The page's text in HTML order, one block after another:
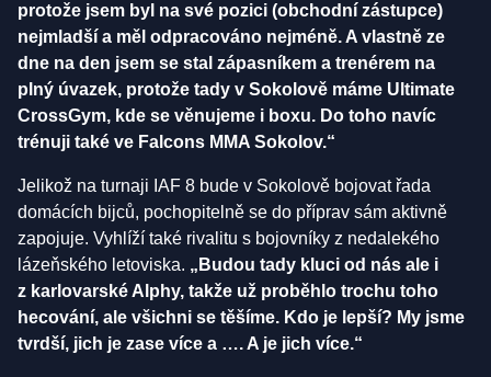
protože jsem byl na své pozici (obchodní zástupce)
nejmladší a měl odpracováno nejméně. A vlastně ze
dne na den jsem se stal zápasníkem a trenérem na
plný úvazek, protože tady v Sokolově máme Ultimate
CrossGym, kde se věnujeme i boxu. Do toho navíc
trénuji také ve Falcons MMA Sokolov.“
Jelikož na turnaji IAF 8 bude v Sokolově bojovat řada
domácích bijců, pochopitelně se do příprav sám aktivně
zapojuje. Vyhlíží také rivalitu s bojovníky z nedalekého
lázeňského letoviska. „Budou tady kluci od nás ale i
z karlovarské Alphy, takže už proběhlo trochu toho
hecování, ale všichni se těšíme. Kdo je lepší? My jsme
tvrdší, jich je zase více a …. A je jich více.“